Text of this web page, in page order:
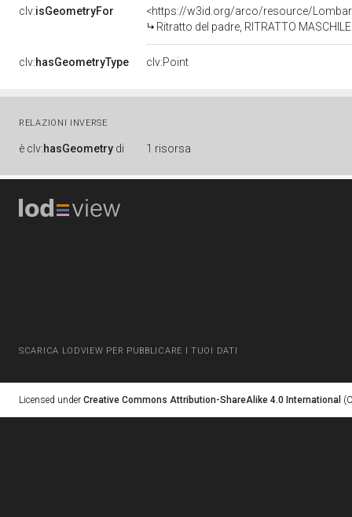
clv:isGeometryFor
<https://w3id.org/arco/resource/
Ritratto del padre, RITRATTO
clv:hasGeometryType clv:Point
RELAZIONI INVERSE
è clv:hasGeometry di 1 risorsa
SCARICA LODVIEW PER PUBBLICARE I TUOI DATI
Licensed under Creative Commons Attribution-ShareAlike 4.0 International